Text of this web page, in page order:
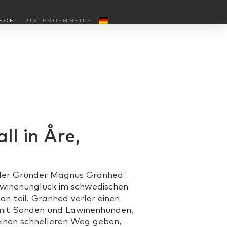
UNTERNEHMEN
in Åre,
Gründer Magnus Granhed
im schwedischen
teil. Granhed verlor einen
Sonden und Lawinenhunden,
schnelleren Weg geben,